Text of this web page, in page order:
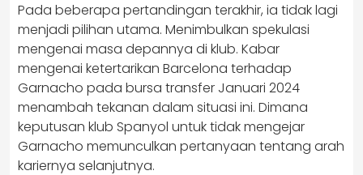
Pada beberapa pertandingan terakhir, ia tidak lagi
menjadi pilihan utama. Menimbulkan spekulasi
mengenai masa depannya di klub. ​Kabar
mengenai ketertarikan Barcelona terhadap
Garnacho pada bursa transfer Januari 2024
menambah tekanan dalam situasi ini. Dimana
keputusan klub Spanyol untuk tidak mengejar
Garnacho memunculkan pertanyaan tentang arah
kariernya selanjutnya.